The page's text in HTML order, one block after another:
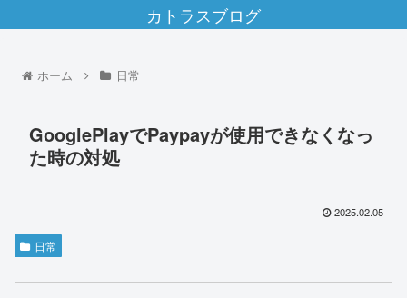
カトラスブログ
ホーム 日常
GooglePlayでPaypayが使用できなくなっ
た時の対処
2025.02.05
日常